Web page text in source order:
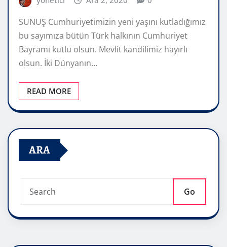
SUNUŞ Cumhuriyetimizin yeni yaşını kutladığımız
bu sayımıza bütün Türk halkının Cumhuriyet
Bayramı kutlu olsun. Mevlit kandilimiz hayırlı
olsun. İki Dünyanın…
READ MORE
ARA
Go